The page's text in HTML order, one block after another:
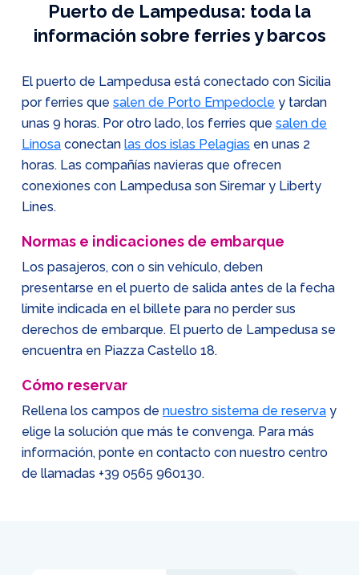
Puerto de Lampedusa: toda la
información sobre ferries y barcos
El puerto de Lampedusa está conectado con Sicilia
por ferries que salen de Porto Empedocle y tardan
unas 9 horas. Por otro lado, los ferries que salen de
Linosa conectan las dos islas Pelagias en unas 2
horas. Las compañías navieras que ofrecen
conexiones con Lampedusa son Siremar y Liberty
Lines.
Normas e indicaciones de embarque
Los pasajeros, con o sin vehículo, deben
presentarse en el puerto de salida antes de la fecha
límite indicada en el billete para no perder sus
derechos de embarque. El puerto de Lampedusa se
encuentra en Piazza Castello 18.
Cómo reservar
Rellena los campos de nuestro sistema de reserva y
elige la solución que más te convenga. Para más
información, ponte en contacto con nuestro centro
de llamadas +39 0565 960130.